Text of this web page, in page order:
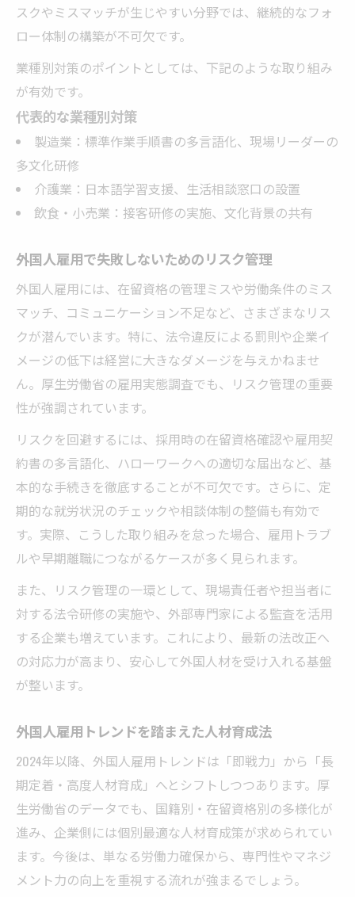
スクやミスマッチが生じやすい分野では、継続的なフォ
ロー体制の構築が不可欠です。
業種別対策のポイントとしては、下記のような取り組み
が有効です。
代表的な業種別対策
製造業：標準作業手順書の多言語化、現場リーダーの
多文化研修
介護業：日本語学習支援、生活相談窓口の設置
飲食・小売業：接客研修の実施、文化背景の共有
外国人雇用で失敗しないためのリスク管理
外国人雇用には、在留資格の管理ミスや労働条件のミス
マッチ、コミュニケーション不足など、さまざまなリス
クが潜んでいます。特に、法令違反による罰則や企業イ
メージの低下は経営に大きなダメージを与えかねませ
ん。厚生労働省の雇用実態調査でも、リスク管理の重要
性が強調されています。
リスクを回避するには、採用時の在留資格確認や雇用契
約書の多言語化、ハローワークへの適切な届出など、基
本的な手続きを徹底することが不可欠です。さらに、定
期的な就労状況のチェックや相談体制の整備も有効で
す。実際、こうした取り組みを怠った場合、雇用トラブ
ルや早期離職につながるケースが多く見られます。
また、リスク管理の一環として、現場責任者や担当者に
対する法令研修の実施や、外部専門家による監査を活用
する企業も増えています。これにより、最新の法改正へ
の対応力が高まり、安心して外国人材を受け入れる基盤
が整います。
外国人雇用トレンドを踏まえた人材育成法
2024年以降、外国人雇用トレンドは「即戦力」から「長
期定着・高度人材育成」へとシフトしつつあります。厚
生労働省のデータでも、国籍別・在留資格別の多様化が
進み、企業側には個別最適な人材育成策が求められてい
ます。今後は、単なる労働力確保から、専門性やマネジ
メント力の向上を重視する流れが強まるでしょう。